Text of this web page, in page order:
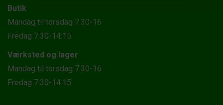
Butik
Mandag til torsdag 7.30-16
Fredag 7.30-14:15
Værksted og lager
Mandag til torsdag 7.30-16
Fredag 7.30-14.15